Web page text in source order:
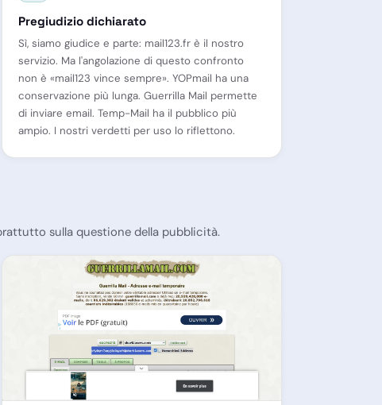
Pregiudizio dichiarato
Sì, siamo giudice e parte: mail123.fr è il nostro
servizio. Ma l'angolazione di questo confronto
non è «mail123 vince sempre». YOPmail ha una
conservazione più lunga. Guerrilla Mail permette
di inviare email. Temp-Mail ha il pubblico più
ampio. I nostri verdetti per uso lo riflettono.
sulla questione della pubblicità.